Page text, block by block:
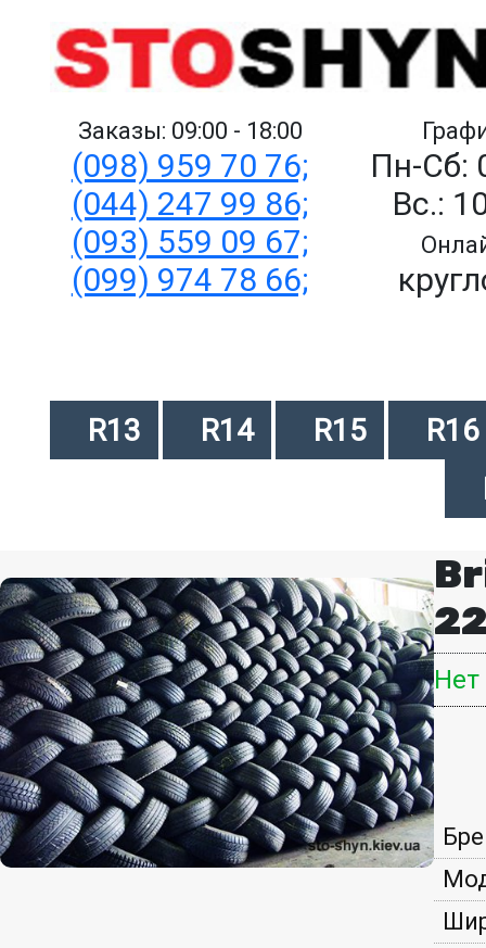
Заказы: 09:00 - 18:00
(098) 959 70 76;
(044) 247 99 86;
(093) 559 09 67;
(099) 974 78 66;
Пн-Сб:
Вс.:
R13 R14 R15
R16